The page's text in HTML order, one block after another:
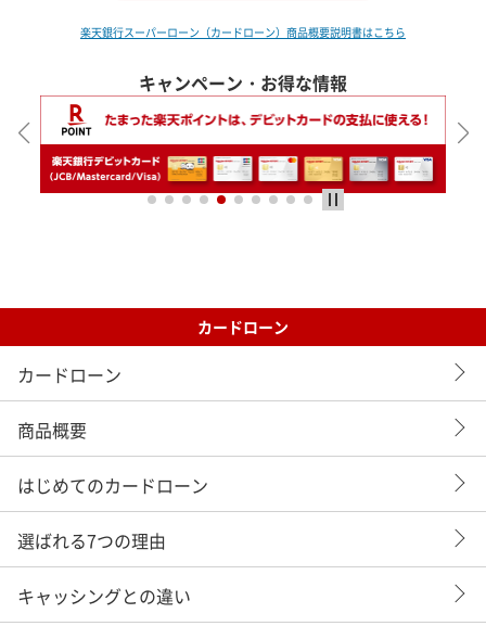
楽天銀行スーパーローン（カードローン）商品概要説明書はこちら
キャンペーン・お得な情報
カードローン
カードローン
商品概要
はじめてのカードローン
選ばれる7つの理由
キャッシングとの違い